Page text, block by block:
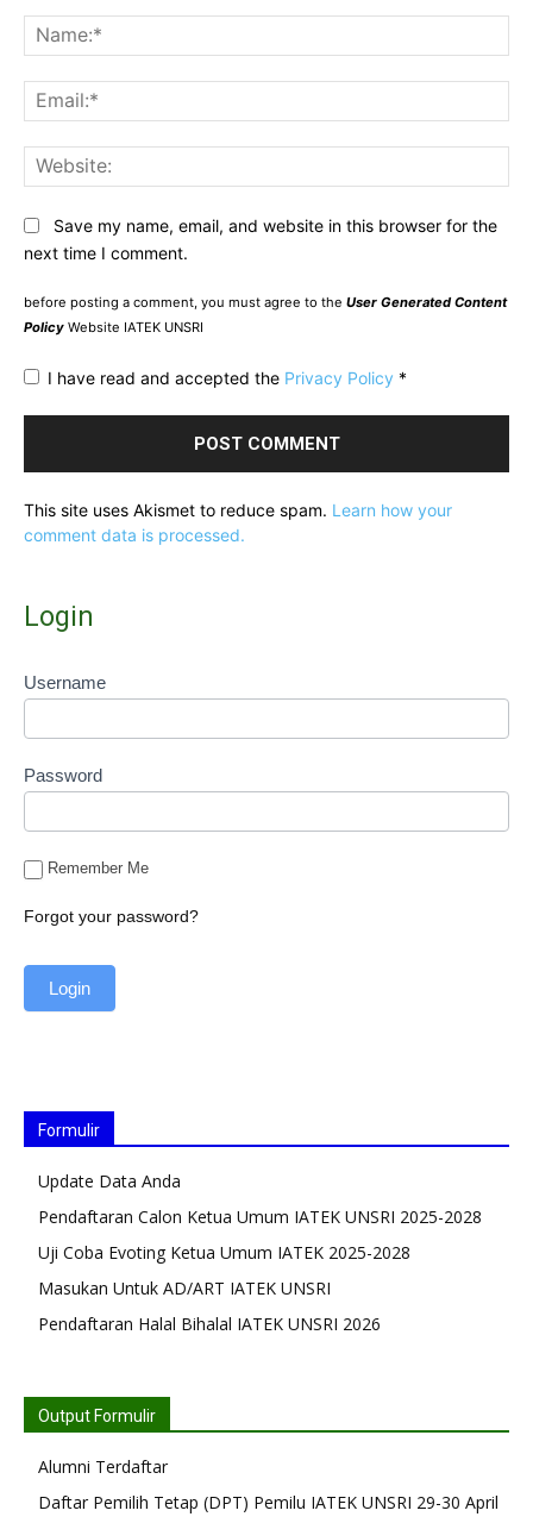
Save my name, email, and website in this browser for the
next time I comment.
before posting a comment, you must agree to the User Generated Content
Policy Website IATEK UNSRI
I have read and accepted the Privacy Policy *
This site uses Akismet to reduce spam. Learn how your
comment data is processed.
Login
Username
Password
Remember Me
Forgot your password?
Formulir
Update Data Anda
Pendaftaran Calon Ketua Umum IATEK UNSRI 2025-2028
Uji Coba Evoting Ketua Umum IATEK 2025-2028
Masukan Untuk AD/ART IATEK UNSRI
Pendaftaran Halal Bihalal IATEK UNSRI 2026
Output Formulir
Alumni Terdaftar
Daftar Pemilih Tetap (DPT) Pemilu IATEK UNSRI 29-30 April